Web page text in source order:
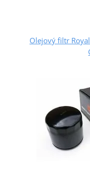
Olejový filtr